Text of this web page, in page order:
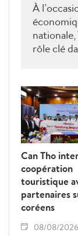
À
nationale,
rôle clé
Can Tho
coopération
touristique
partenaires
coréens
08/08/2026